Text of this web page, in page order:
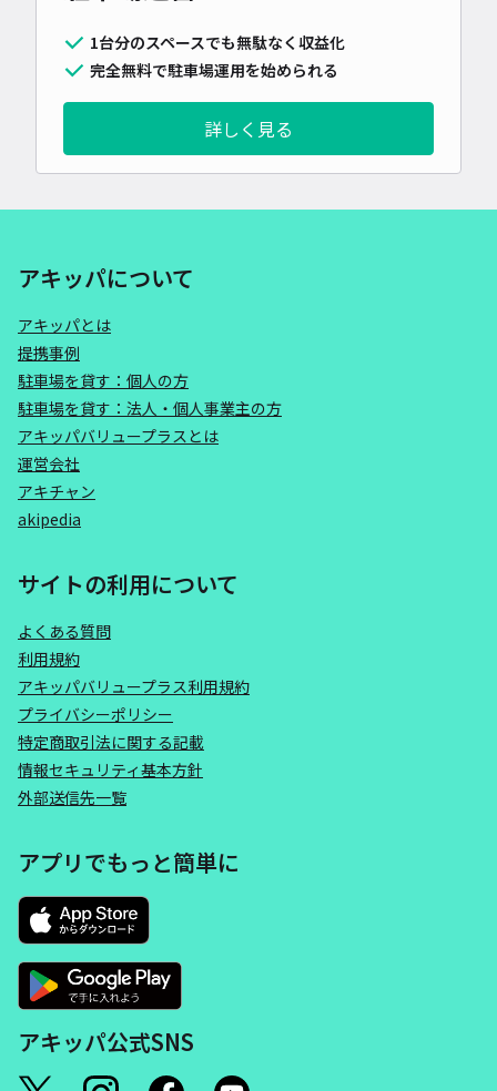
1台分のスペースでも無駄なく収益化
完全無料で駐車場運用を始められる
詳しく見る
アキッパについて
アキッパとは
提携事例
駐車場を貸す：個人の方
駐車場を貸す：法人・個人事業主の方
アキッパバリュープラスとは
運営会社
アキチャン
akipedia
サイトの利用について
よくある質問
利用規約
アキッパバリュープラス利用規約
プライバシーポリシー
特定商取引法に関する記載
情報セキュリティ基本方針
外部送信先一覧
アプリでもっと簡単に
アキッパ公式SNS